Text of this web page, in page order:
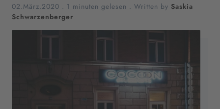
02.März.2020 . 1 minuten gelesen . Written by Saskia
Schwarzenberger